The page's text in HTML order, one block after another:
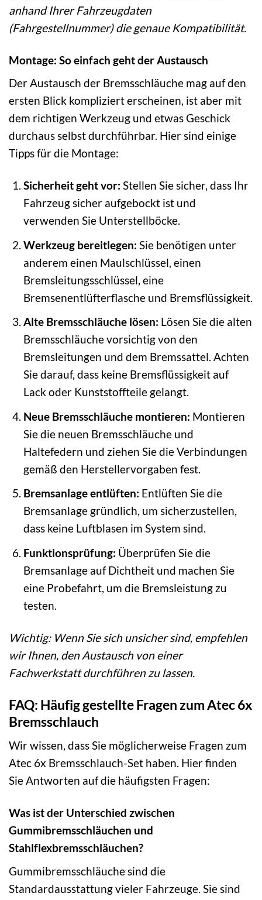
anhand Ihrer Fahrzeugdaten
(Fahrgestellnummer) die genaue Kompatibilität.
Montage: So einfach geht der Austausch
Der Austausch der Bremsschläuche mag auf den
ersten Blick kompliziert erscheinen, ist aber mit
dem richtigen Werkzeug und etwas Geschick
durchaus selbst durchführbar. Hier sind einige
Tipps für die Montage:
Sicherheit geht vor: Stellen Sie sicher, dass Ihr
Fahrzeug sicher aufgebockt ist und
verwenden Sie Unterstellböcke.
Werkzeug bereitlegen: Sie benötigen unter
anderem einen Maulschlüssel, einen
Bremsleitungsschlüssel, eine
Bremsenentlüfterflasche und Bremsflüssigkeit.
Alte Bremsschläuche lösen: Lösen Sie die alten
Bremsschläuche vorsichtig von den
Bremsleitungen und dem Bremssattel. Achten
Sie darauf, dass keine Bremsflüssigkeit auf
Lack oder Kunststoffteile gelangt.
Neue Bremsschläuche montieren: Montieren
Sie die neuen Bremsschläuche und
Haltefedern und ziehen Sie die Verbindungen
gemäß den Herstellervorgaben fest.
Bremsanlage entlüften: Entlüften Sie die
Bremsanlage gründlich, um sicherzustellen,
dass keine Luftblasen im System sind.
Funktionsprüfung: Überprüfen Sie die
Bremsanlage auf Dichtheit und machen Sie
eine Probefahrt, um die Bremsleistung zu
testen.
Wichtig: Wenn Sie sich unsicher sind, empfehlen
wir Ihnen, den Austausch von einer
Fachwerkstatt durchführen zu lassen.
FAQ: Häufig gestellte Fragen zum Atec 6x
Bremsschlauch
Wir wissen, dass Sie möglicherweise Fragen zum
Atec 6x Bremsschlauch-Set haben. Hier finden
Sie Antworten auf die häufigsten Fragen:
Was ist der Unterschied zwischen
Gummibremsschläuchen und
Stahlflexbremsschläuchen?
Gummibremsschläuche sind die
Standardausstattung vieler Fahrzeuge. Sie sind